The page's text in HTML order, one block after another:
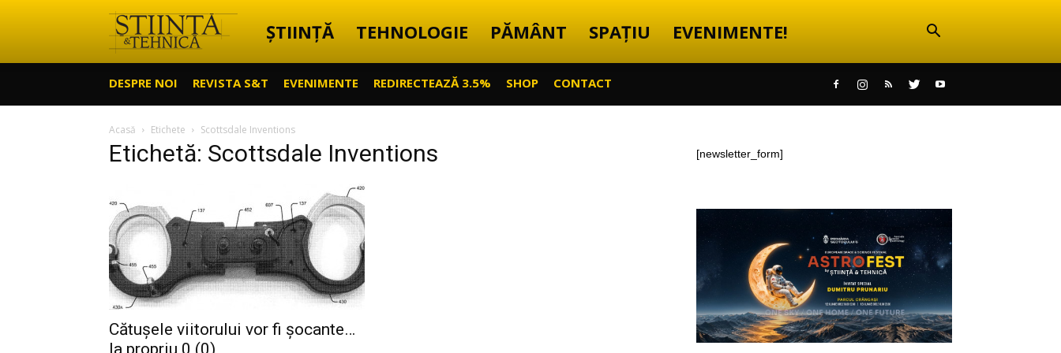
Știință
Tehnică
ȘTIINȚĂ TEHNOLOGIE PĂMÂNT SPAȚIU EVENIMENTE!
DESPRE NOI REVISTA S&T EVENIMENTE REDIRECTEAZĂ 3.5% SHOP CONTACT
Acasă Etichete Scottsdale Inventions
Etichetă: Scottsdale Inventions
Cătușele viitorului vor fi șocante…
la propriu 0 (0)
[newsletter_form]